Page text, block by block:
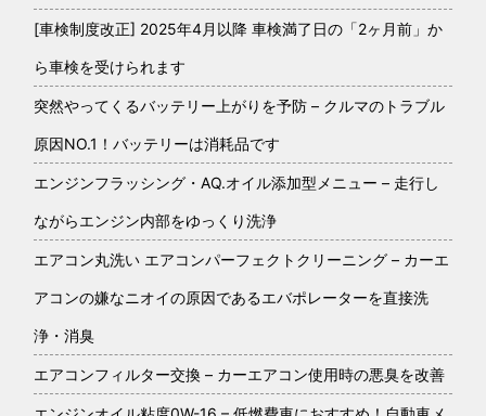
[車検制度改正] 2025年4月以降 車検満了日の「2ヶ月前」か
ら車検を受けられます
突然やってくるバッテリー上がりを予防 – クルマのトラブル
原因NO.1！バッテリーは消耗品です
エンジンフラッシング・AQ.オイル添加型メニュー – 走行し
ながらエンジン内部をゆっくり洗浄
エアコン丸洗い エアコンパーフェクトクリーニング – カーエ
アコンの嫌なニオイの原因であるエバポレーターを直接洗
浄・消臭
エアコンフィルター交換 – カーエアコン使用時の悪臭を改善